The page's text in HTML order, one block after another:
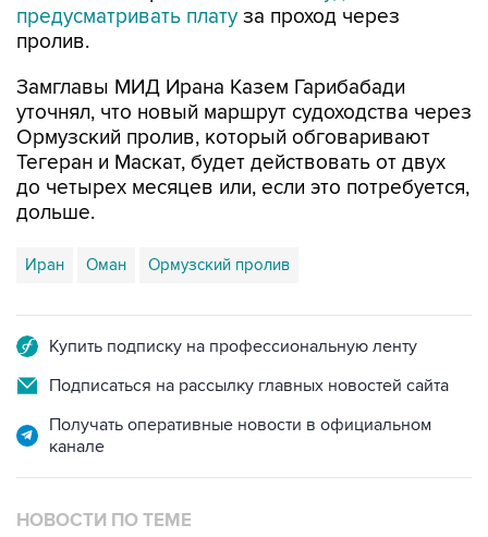
предусматривать плату за проход через
пролив.
Замглавы МИД Ирана Казем Гарибабади
уточнял, что новый маршрут судоходства через
Ормузский пролив, который обговаривают
Тегеран и Маскат, будет действовать от двух
до четырех месяцев или, если это потребуется,
дольше.
Иран Оман Ормузский пролив
Купить подписку на профессиональную ленту
Подписаться на рассылку главных новостей сайта
Получать оперативные новости в официальном
канале
НОВОСТИ ПО ТЕМЕ